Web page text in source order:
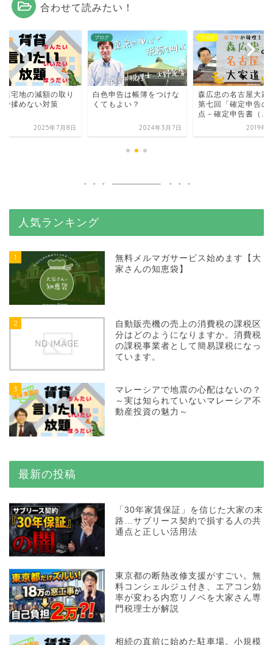
合わせて読みたい！
模宅地の減額の取り
で揉めない対策
2025年7月8日
ブログ
白色申告は帳簿をつけな
くてもよい？
2024年3月7日
ブログ
森広忠の名古屋大家
第七回「確定申告の
点－確定申告書（...
2019年3
人気ランキング
1
無料メルマガサービス始めます【大
家さんの知恵袋】
2
自動販売機の売上の消費税の課税区
分はどのようになりますか。消費税
の課税事業者として簡易課税になっ
ています。
3
マレーシアで地震の心配はないの？
～実は知られていないマレーシア不
動産投資の魅力～
最新の投稿
「30年家賃保証」を信じた大家の末
路…サブリース契約で損する人の共
通点と正しい活用法
東京都の断熱改修支援がすごい。無
料コンシェルジュ付き、エアコン効
率が変わる内窓リノベを大家さん専
門税理士が解説
相続の直前に始めた駐車場。小規模